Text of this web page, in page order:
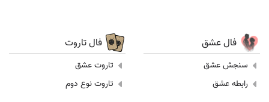
فال عشق
سنجش عشق
رابطه عشق
فال تاروت
تاروت عشق
تاروت نوع دوم